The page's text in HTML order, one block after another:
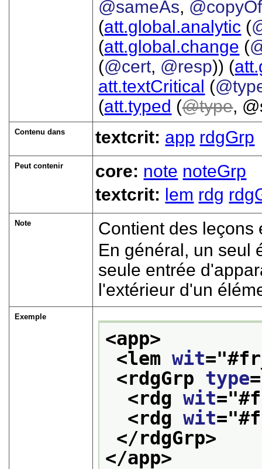
@sameAs, @copyOf
(att.global.analytic (
(att.global.change (
(@cert, @resp)) (
att.textCritical (
(att.typed ( type,
Contenu dans textcrit: app rdgGrp
Peut contenir core: note noteGrp
textcrit: lem rdg
Note
Contient des leçons
En général, un seul
seule entrée
l'extérieur d'un
Exemple
<app>
<lem wit="
<rdgGrp type
<rdg wit="
<rdg wit="
</rdgGrp>
</app>